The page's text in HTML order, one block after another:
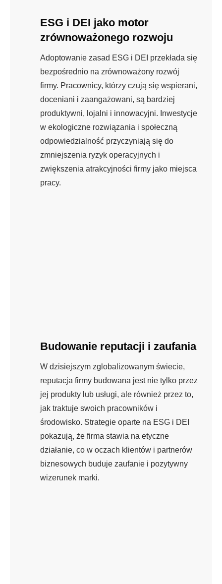
ESG i DEI jako motor
zrównoważonego rozwoju
Adoptowanie zasad ESG i DEI przekłada się
bezpośrednio na zrównoważony rozwój
firmy. Pracownicy, którzy czują się wspierani,
doceniani i zaangażowani, są bardziej
produktywni, lojalni i innowacyjni. Inwestycje
w ekologiczne rozwiązania i społeczną
odpowiedzialność przyczyniają się do
zmniejszenia ryzyk operacyjnych i
zwiększenia atrakcyjności firmy jako miejsca
pracy.
Budowanie reputacji i zaufania
W dzisiejszym zglobalizowanym świecie,
reputacja firmy budowana jest nie tylko przez
jej produkty lub usługi, ale również przez to,
jak traktuje swoich pracowników i
środowisko. Strategie oparte na ESG i DEI
pokazują, że firma stawia na etyczne
działanie, co w oczach klientów i partnerów
biznesowych buduje zaufanie i pozytywny
wizerunek marki.